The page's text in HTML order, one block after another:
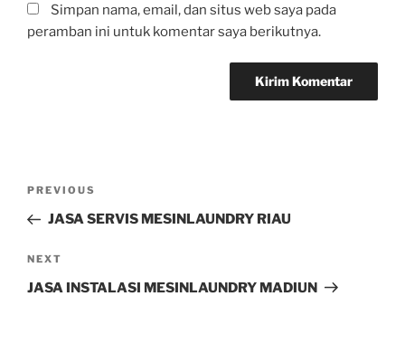
Simpan nama, email, dan situs web saya pada
peramban ini untuk komentar saya berikutnya.
PREVIOUS
JASA SERVIS MESINLAUNDRY RIAU
NEXT
JASA INSTALASI MESINLAUNDRY MADIUN